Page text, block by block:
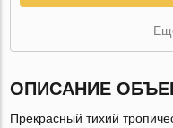
ОПИСАНИЕ
Прекрасный тихий